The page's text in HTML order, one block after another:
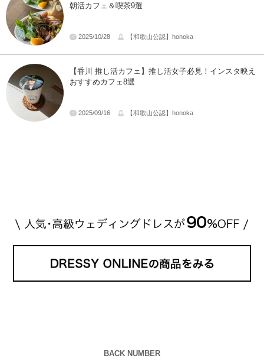
朝活カフェ＆喫茶9選
2025/10/28 【和歌山公認】honoka
【香川 推し活カフェ】推し活女子必見！インスタ映え
おすすめカフェ8選
2025/09/16 【和歌山公認】honoka
BACK NUMBER